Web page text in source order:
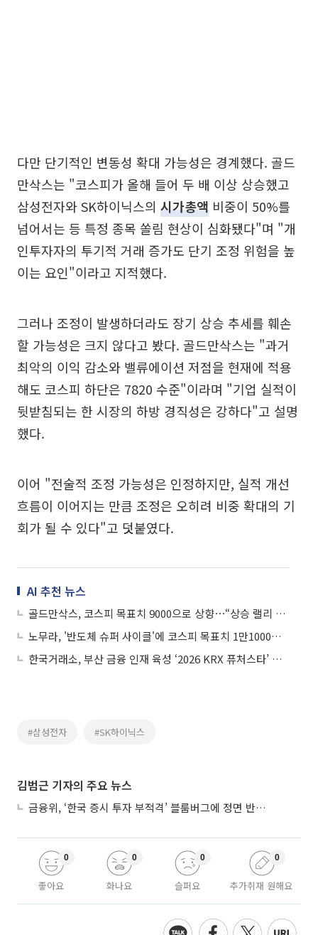
다만 단기적인 변동성 확대 가능성은 경계했다. 골드
만삭스는 "코스피가 올해 들어 두 배 이상 상승했고
삼성전자와 SK하이닉스의 시가총액 비중이 50%를
넘어서는 등 특정 종목 쏠림 현상이 심화됐다"며 "개
인투자자의 투기적 거래 증가도 단기 조정 위험을 높
이는 요인"이라고 지적했다.
그러나 조정이 발생하더라도 장기 상승 추세를 훼손
할 가능성은 크지 않다고 봤다. 골드만삭스는 "과거
최악의 이익 감소와 밸류에이션 저점을 현재에 적용
해도 코스피 하단은 7820 수준"이라며 "기업 실적이
뒷받침되는 한 시장의 하방 경직성은 강하다"고 설명
했다.
이어 "전술적 조정 가능성은 인정하지만, 실적 개선
흐름이 이어지는 만큼 조정은 오히려 비중 확대의 기
회가 될 수 있다"고 덧붙였다.
AI 추천 뉴스
골드만삭스, 코스피 목표치 9000으로 상향⋯“상승 랠리 아직 안 끝났다”
노무라, '반도체 슈퍼 사이클'에 코스피 목표치 1만1000으로 상향
한국거래소, 부산 금융 인재 육성 ‘2026 KRX 퓨처스타’ 닻 올렸다
#삼성전자 #SK하이닉스
김범근 기자의 주요 뉴스
금융위, ‘한국 증시 투자 부적격’ 블룸버그에 정면 반박…“근거 불분명”
좋아요
0
화나요
0
슬퍼요
0
추가취재 원해요
0